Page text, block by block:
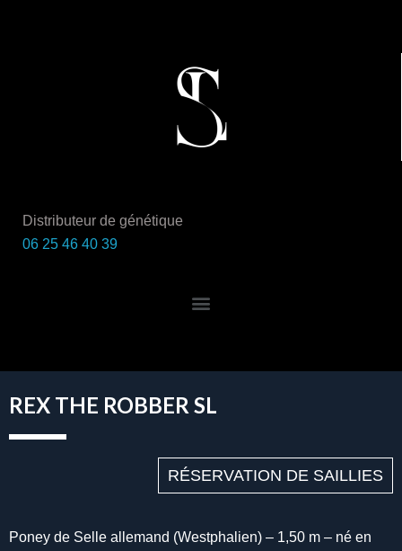
Distributeur de génétique
06 25 46 40 39
REX THE ROBBER SL
RÉSERVATION DE SAILLIES
Poney de Selle allemand (Westphalien) – 1,50 m – né en